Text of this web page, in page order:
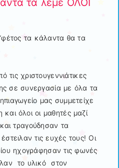
τα λέμε ΟΛΟΙ
τα κάλαντα θα τα
χριστουγεννιάτικες
σε συνεργασία με όλα τα
μας συμμετείχε
όλοι οι μαθητές μαζί
τραγούδησαν τα
τις ευχές τους! Οι
ηχογράφησαν τις φωνές
το υλικό στον